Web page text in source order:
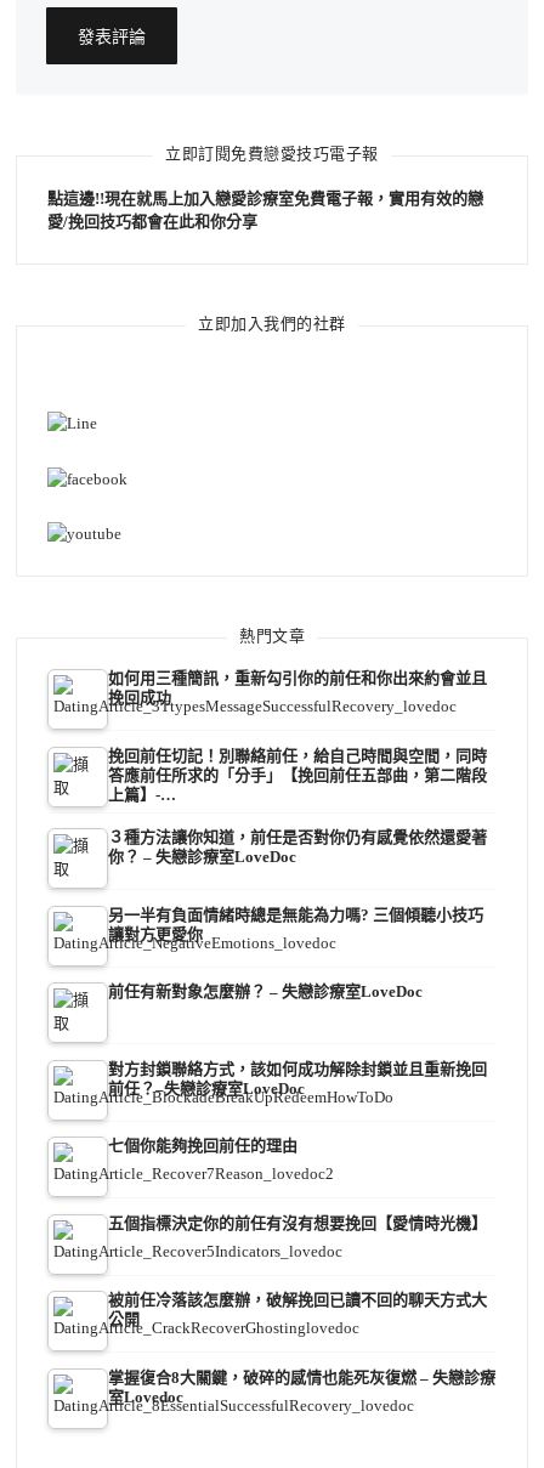
立即訂閱免費戀愛技巧電子報
點這邊!!現在就馬上加入戀愛診療室免費電子報，實用有效的戀
愛/挽回技巧都會在此和你分享
立即加入我們的社群
熱門文章
如何用三種簡訊，重新勾引你的前任和你出來約會並且
挽回成功
挽回前任切記！別聯絡前任，給自己時間與空間，同時
答應前任所求的「分手」【挽回前任五部曲，第二階段
上篇】-…
３種方法讓你知道，前任是否對你仍有感覺依然還愛著
你？ – 失戀診療室LoveDoc
另一半有負面情緒時總是無能為力嗎? 三個傾聽小技巧
讓對方更愛你
前任有新對象怎麼辦？ – 失戀診療室LoveDoc
對方封鎖聯絡方式，該如何成功解除封鎖並且重新挽回
前任？–失戀診療室LoveDoc
七個你能夠挽回前任的理由
五個指標決定你的前任有沒有想要挽回【愛情時光機】
被前任冷落該怎麼辦，破解挽回已讀不回的聊天方式大
公開
掌握復合8大關鍵，破碎的感情也能死灰復燃 – 失戀診療
室Lovedoc